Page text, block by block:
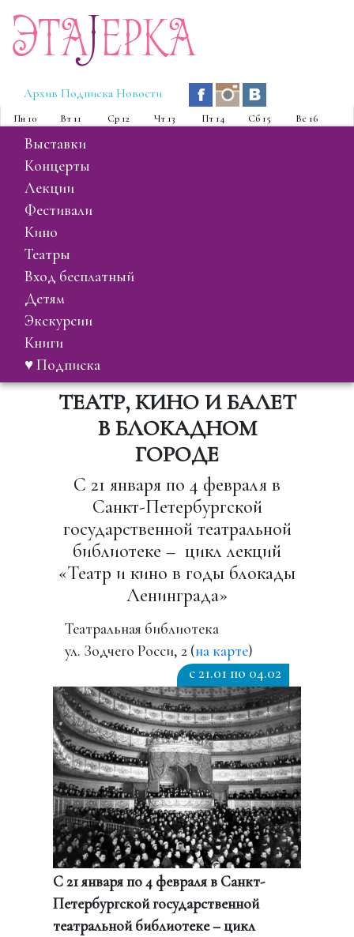
ЭтаJерка
Архив Подписка Новости
Пн 10 Вт 11 Ср 12 Чт 13 Пт 14 Сб 15 Вс 16
выставки
концерты
лекции
фестивали
кино
театры
вход бесплатный
детям
экскурсии
книги
♥ Подписка
ТЕАТР, КИНО И БАЛЕТ
В БЛОКАДНОМ
ГОРОДЕ
С 21 января по 4 февраля в
Санкт-Петербургской
государственной театральной
библиотеке – цикл лекций
«Театр и кино в годы блокады
Ленинграда»
Театральная библиотека
ул. Зодчего Росси, 2 (на карте)
c 21.01 по 04.02
С 21 января по 4 февраля в Санкт-
Петербургской государственной
театральной библиотеке – цикл